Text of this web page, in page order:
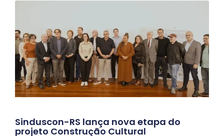
Sinduscon-RS lança nova etapa do
projeto Construção Cultural